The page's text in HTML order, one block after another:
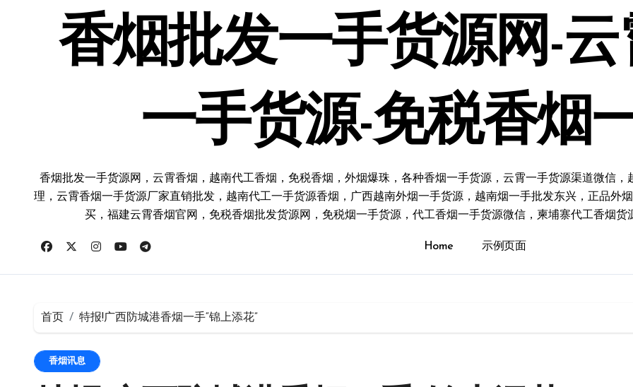
香烟批发一手货源网-
一手货源-免税香烟
香烟批发一手货源网，云霄香烟，越南代工香烟，免税香烟，外烟爆珠，各种香烟一手货源，云霄一手货源渠道微信
理，云霄香烟一手货源厂家直销批发，越南代工一手货源香烟，广西越南外烟一手货源，越南烟一手批发东兴，正品外
买，福建云霄香烟官网，免税香烟批发货源网，免税烟一手货源，代工香烟一手货源微信，柬埔寨代工香烟
Home 示例页面
首页 特报!广西防城港香烟一手“锦上添花”
香烟讯息